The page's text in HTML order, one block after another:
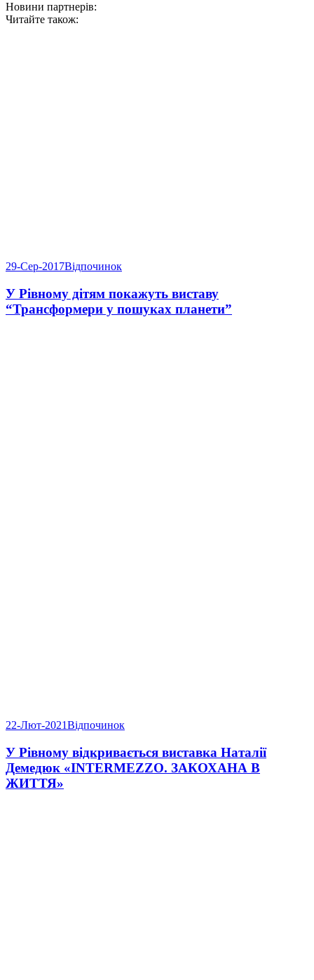
Новини партнерів:
Читайте також:
29-Сер-2017Відпочинок
У Рівному дітям покажуть виставу
“Трансформери у пошуках планети”
22-Лют-2021Відпочинок
У Рівному відкривається виставка Наталії
Демедюк «INTERMEZZO. ЗАКОХАНА В
ЖИТТЯ»